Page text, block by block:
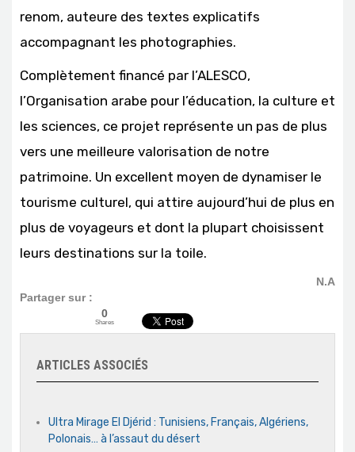
renom, auteure des textes explicatifs
accompagnant les photographies.
Complètement financé par l’ALESCO,
l’Organisation arabe pour l’éducation, la culture et
les sciences, ce projet représente un pas de plus
vers une meilleure valorisation de notre
patrimoine. Un excellent moyen de dynamiser le
tourisme culturel, qui attire aujourd’hui de plus en
plus de voyageurs et dont la plupart choisissent
leurs destinations sur la toile.
N.A
Partager sur :
0
Shares
ARTICLES ASSOCIÉS
Ultra Mirage El Djérid : Tunisiens, Français, Algériens,
Polonais… à l’assaut du désert